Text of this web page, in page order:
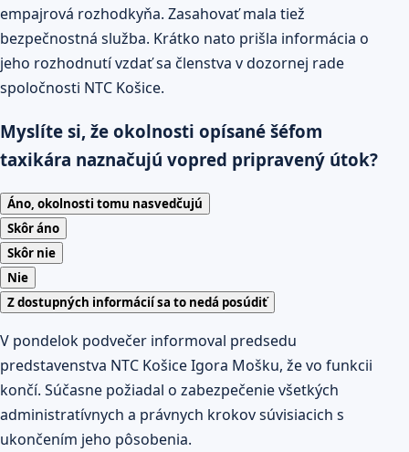
empajrová rozhodkyňa. Zasahovať mala tiež
bezpečnostná služba. Krátko nato prišla informácia o
jeho rozhodnutí vzdať sa členstva v dozornej rade
spoločnosti NTC Košice.
Myslíte si, že okolnosti opísané šéfom
taxikára naznačujú vopred pripravený útok?
Áno, okolnosti tomu nasvedčujú
Skôr áno
Skôr nie
Nie
Z dostupných informácií sa to nedá posúdiť
V pondelok podvečer informoval predsedu
predstavenstva NTC Košice Igora Mošku, že vo funkcii
končí. Súčasne požiadal o zabezpečenie všetkých
administratívnych a právnych krokov súvisiacich s
ukončením jeho pôsobenia.